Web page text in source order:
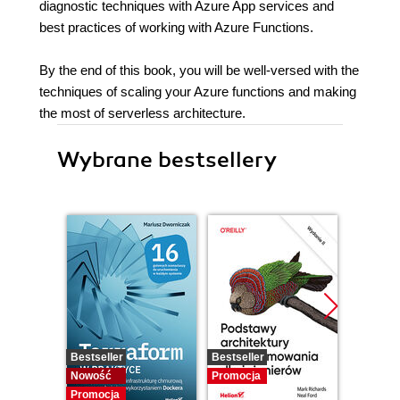
diagnostic techniques with Azure App services and
best practices of working with Azure Functions.
By the end of this book, you will be well-versed with the
techniques of scaling your Azure functions and making
the most of serverless architecture.
Wybrane bestsellery
Bestseller
Nowość
Promocja
Bestseller
Promocja